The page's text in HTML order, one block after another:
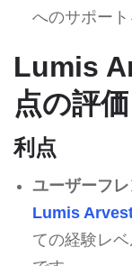
へのサポート
Lumis
点の評価
利点
ユーザーフ
Lumis
ての経験レ